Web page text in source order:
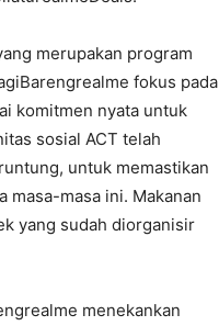
merupakan program
fokus pada
komitmen nyata untuk
sosial ACT telah
untuk memastikan
masa-masa ini. Makanan
yang sudah diorganisir
menekankan